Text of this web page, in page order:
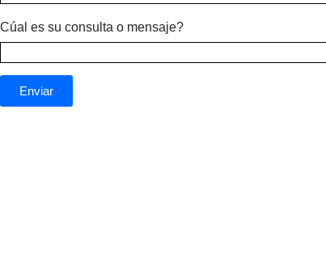
Cúal es su consulta o mensaje?
Enviar